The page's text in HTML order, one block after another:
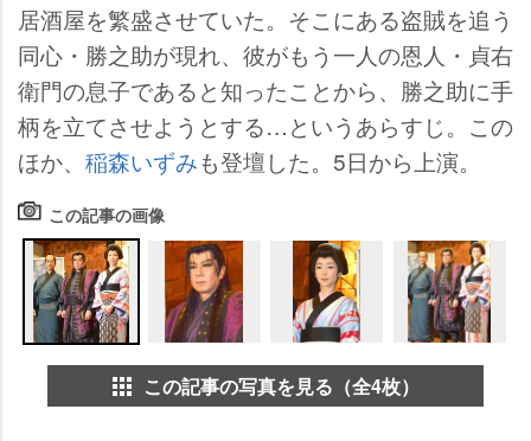
居酒屋を繁盛させていた。そこにある盗賊を追う
同心・勝之助が現れ、彼がもう一人の恩人・貞右
衛門の息子であると知ったことから、勝之助に手
柄を立てさせようとする…というあらすじ。この
ほか、 稲森いずみも登壇した。5日から上演。
この記事の画像
この記事の写真を見る（全4枚）